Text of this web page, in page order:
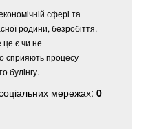
сфері та
родини, безробіття,
це є чи не
сприяють процесу
булінгу.
мережах: 0